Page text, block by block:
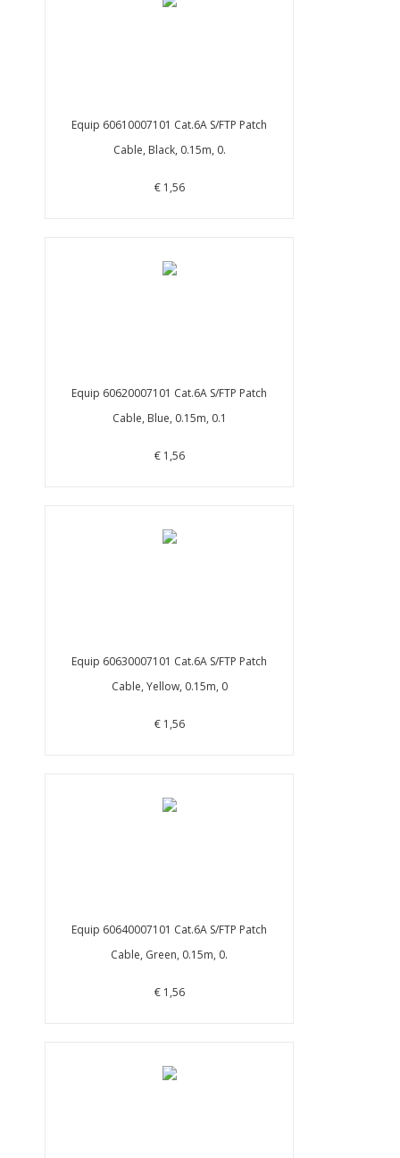
Equip 60610007101 Cat.6A S/FTP Patch
Cable, Black, 0.15m, 0.
€ 1,56
Equip 60620007101 Cat.6A S/FTP Patch
Cable, Blue, 0.15m, 0.1
€ 1,56
Equip 60630007101 Cat.6A S/FTP Patch
Cable, Yellow, 0.15m, 0
€ 1,56
Equip 60640007101 Cat.6A S/FTP Patch
Cable, Green, 0.15m, 0.
€ 1,56